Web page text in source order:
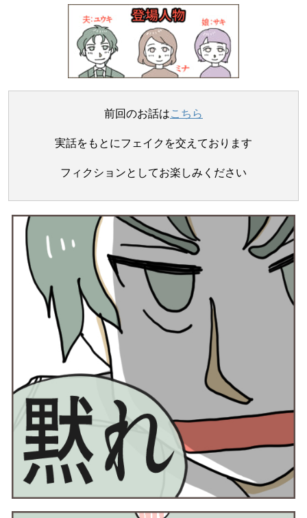
前回のお話はこちら
実話をもとにフェイクを交えております
フィクションとしてお楽しみください